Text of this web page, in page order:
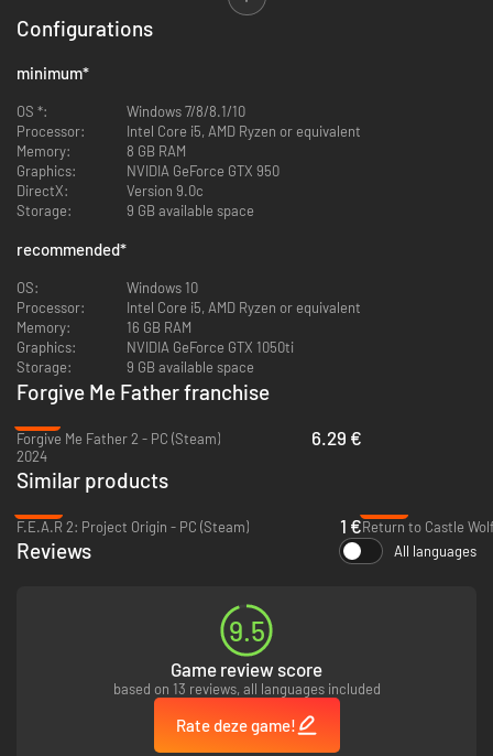
Het klassieke fps-gevoel uit de jaren 90
Timelapse-animaties, 2D-tegenstanders en -elementen in een 3D-
omgeving; verbanddozen, wapens die je niet kunt herladen, power-ups en
dynamische gevechten met talloze vijanden.
Unieke gevechtservaring
Met het Heilige Boek of een camera in de ene hand en wapens die met
een onbekende substantie zijn geladen in de andere, sta je voor de taak
om je menselijkheid te behouden. Jij beslist zelf hoe je uitrusting zich
ontwikkelt en hoe je de horden onvoorspelbare vijanden gaat verslaan.
Dynamisch krankzinnigheidssysteem
Door het directe effect op zowel de audiovisuele ervaring als de gameplay
heeft dit systeem een steeds wisselend effect op je geest.
Handgetekende graphics zorgen voor een karakteristieke look; elk
screenshot van de game zou uit een nieuwe comic kunnen komen!
Lovecraftiaanse sfeer
Voel de dreiging en horror waar de werken van H.P. Lovecraft om bekend
staan. Omgeven door het occulte en de krachten van het eeuwige kwaad
beleef je wanhoop, gekte, verwarring en het brandende verlangen om
Configurations
minimum*
OS *:
Windows 7/8/8.1/10
Processor:
Intel Core i5, AMD Ryzen or equivalent
Memory:
8 GB RAM
Graphics:
NVIDIA GeForce GTX 950
DirectX:
Version 9.0c
Storage:
9 GB available space
recommended*
OS:
Windows 10
Processor:
Intel Core i5, AMD Ryzen or equivalent
Memory:
16 GB RAM
Graphics:
NVIDIA GeForce GTX 1050ti
Storage:
9 GB available space
Forgive Me Father franchise
Forgive Me Father 2 - PC (Steam)
2024
6.29 €
Similar products
F.E.A.R 2: Project Origin - PC (Steam)
1 €Return to Castle
Reviews All languages
9.5
Game review score
based on 13 reviews, all languages included
Rate deze game!